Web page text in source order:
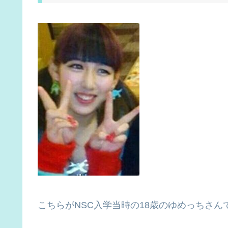
こちらがNSC入学当時の18歳のゆめっちさん